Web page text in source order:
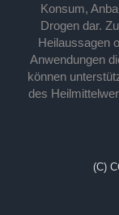
Konsum,
Drogen dar.
Heilaussagen
Anwendungen
können
des
(C)